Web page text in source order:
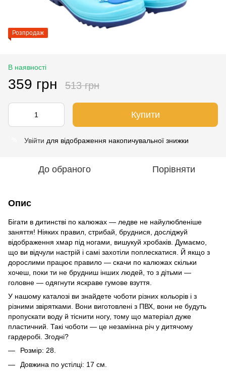
Розпродаж
В наявності
359 грн 513 грн
Купити
Увійти для відображення накопичувальної знижки
До обраного Порівняти
Опис
Бігати в дитинстві по калюжах — ледве не найулюбленіше
заняття! Ніяких правил, стрибай, бруднися, досліджуй
відображення хмар під ногами, вишукуй хробаків. Думаємо,
що ви відчули настрій і самі захотіли поплескатися. Й якщо з
дорослими працює правило — скачи по калюжах скільки
хочеш, поки ти не брудниш інших людей, то з дітьми —
головне — одягнути яскраве гумове взуття.
У нашому каталозі ви знайдете чоботи різних кольорів і з
різними звірятками. Вони виготовлені з ПВХ, вони не будуть
пропускати воду й тіснити ногу, тому що матеріал дуже
пластичний. Такі чоботи — це незамінна річ у дитячому
гардеробі. Згодні?
Розмір: 28.
Довжина по устілці: 17 см.